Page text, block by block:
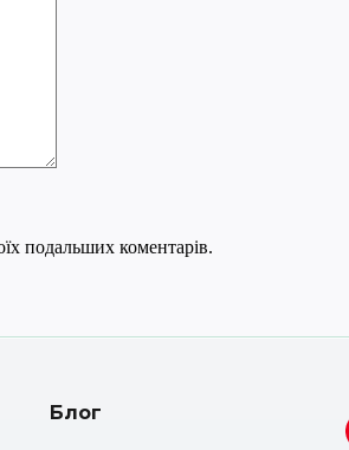
подальших коментарів.
Блог